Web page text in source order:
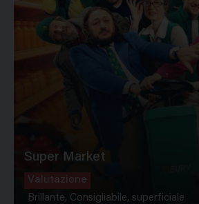
Super Market
Valutazione
Brillante, Consigliabile, superficiale